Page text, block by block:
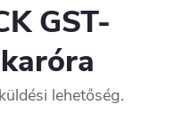
GST-
lehetőség.